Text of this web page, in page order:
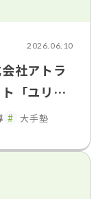
2026.06.10
社アトラ
「ユリウ
部教室で
開始
大手塾